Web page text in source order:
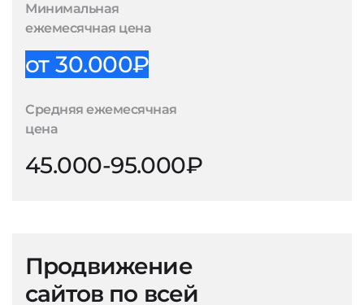
Минимальная
ежемесячная цена
от 30.000₽
Средняя ежемесячная
цена
45.000-95.000₽
Продвижение
сайтов по всей